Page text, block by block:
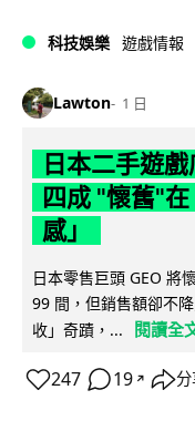
科技娛樂 遊戲情報
Lawton 1 日
日本二手遊
四成 "懷舊"
感」
日本零售巨頭 GEO 將
99 間，但銷售額卻不
收」奇蹟，...
閱讀全
247 19 ↗